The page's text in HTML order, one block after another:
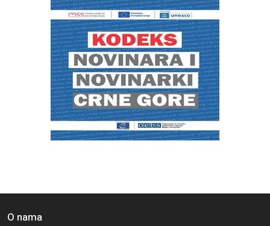
O nama